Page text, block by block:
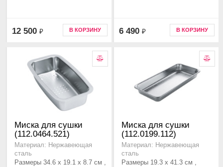
12 500 ₽ В КОРЗИНУ 6 490 ₽ В КОРЗИНУ
Миска для сушки
(112.0464.521)
Материал: Нержавеющая
сталь
Размеры 34.6 х 19.1 х 8.7 см ,
Миска для сушки
(112.0199.112)
Материал: Нержавеющая
сталь
Размеры 19.3 x 41.3 см ,